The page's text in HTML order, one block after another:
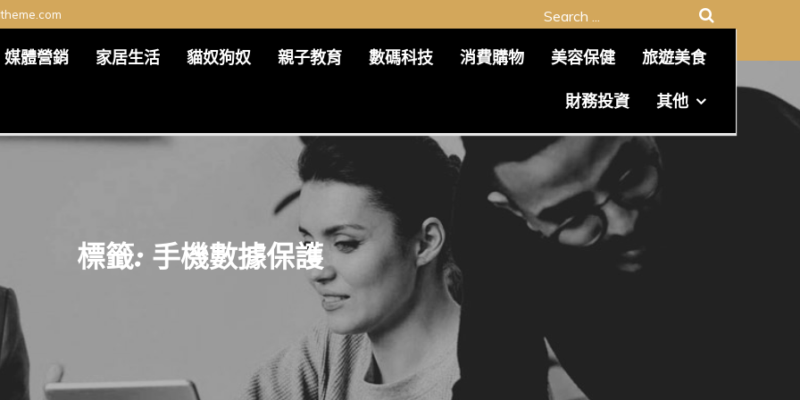
Search
媒體營銷 家居生活 貓奴狗奴 親子教育 數碼科技 消費購物 美容保健 旅遊美食
財務投資 其他
標籤: 手機數據保護